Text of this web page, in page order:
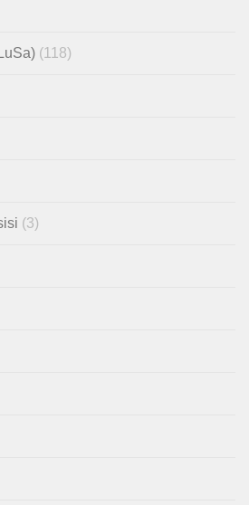
(118)
(3)